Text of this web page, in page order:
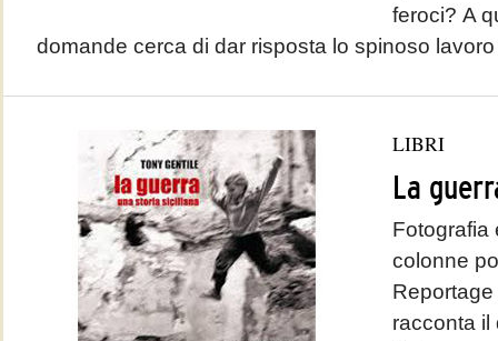
feroci? A
domande cerca di dar risposta lo spinoso
LIBRI
La
Fotografia
colonne
racconta il